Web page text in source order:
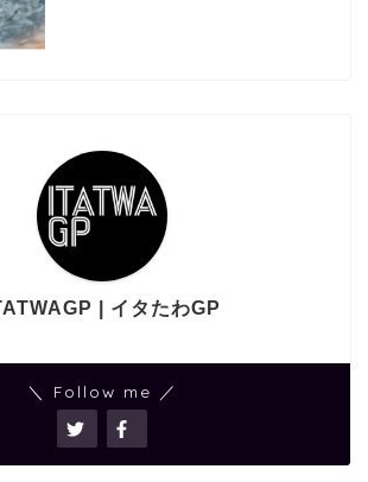
| イタたわGP
＼ Follow me ／